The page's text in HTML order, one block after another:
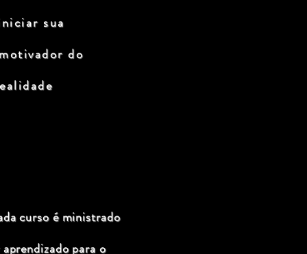
sua
do
curso é ministrado
para o